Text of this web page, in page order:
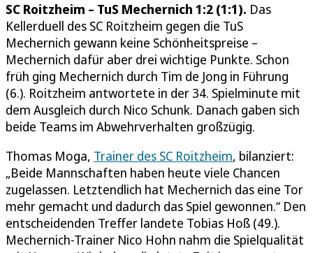
SC Roitzheim – TuS Mechernich 1:2 (1:1). Das
Kellerduell des SC Roitzheim gegen die TuS
Mechernich gewann keine Schönheitspreise –
Mechernich dafür aber drei wichtige Punkte. Schon
früh ging Mechernich durch Tim de Jong in Führung
(6.). Roitzheim antwortete in der 34. Spielminute mit
dem Ausgleich durch Nico Schunk. Danach gaben sich
beide Teams im Abwehrverhalten großzügig.
Thomas Moga, Trainer des SC Roitzheim, bilanziert:
„Beide Mannschaften haben heute viele Chancen
zugelassen. Letztendlich hat Mechernich das eine Tor
mehr gemacht und dadurch das Spiel gewonnen.“ Den
entscheidenden Treffer landete Tobias Hoß (49.).
Mechernich-Trainer Nico Hohn nahm die Spielqualität